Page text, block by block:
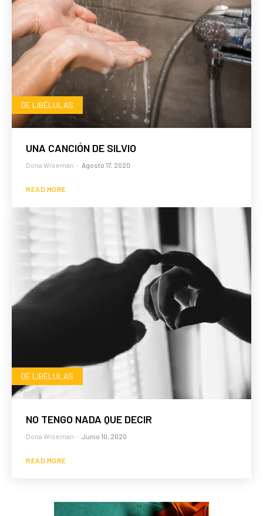
DE LIBÉLULAS
UNA CANCIÓN DE SILVIO
Dona Wiseman - Agosto 17, 2020
READ MORE
DE LIBÉLULAS
NO TENGO NADA QUE DECIR
Dona Wiseman - Junio 10, 2020
READ MORE